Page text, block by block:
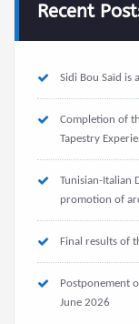
Recent
Sidi Bou Saïd is
Completion of
Tapestry
Tunisian-Italian
promotion of
Final results of
Postponement
June 2026